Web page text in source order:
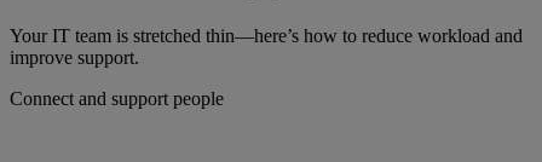
Your IT team is stretched thin—here’s how to reduce workload and
improve support.
Connect and support people